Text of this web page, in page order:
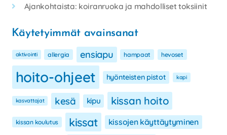
Ajankohtaista: koiranruoka ja mahdolliset toksiinit
Käytetyimmät avainsanat
aktivointi allergia ensiapu hampaat hevoset
hoito-ohjeet hyönteisten pistot kapi
kasvattajat kesä kipu kissan hoito
kissan koulutus kissat kissojen käyttäytyminen